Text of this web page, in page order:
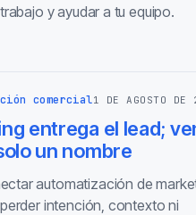
y ayudar a tu equipo.
comercial1 DE AGOSTO DE
entrega el lead;
un nombre
automatización de
intención, contexto ni